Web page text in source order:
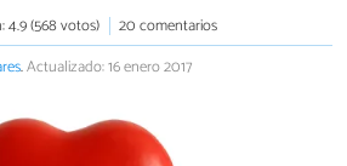
4.9 (568 votos)
20 comentarios
.Actualizado: 16 enero 2017